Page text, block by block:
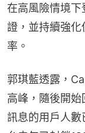
在高風險情境
證，並持續強
率。
郭琪藍透露，
高峰，隨後開
訊息的用戶人